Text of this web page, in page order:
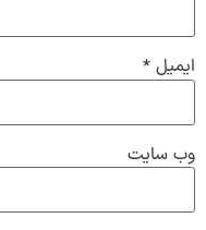
ایمیل *
وب‌ سایت